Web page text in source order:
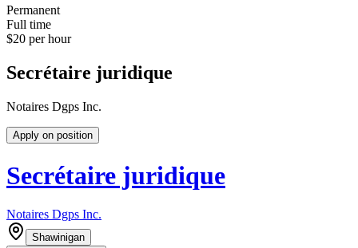
Permanent
Full time
$20 per hour
Secrétaire juridique
Notaires Dgps Inc.
Apply on position
Secrétaire juridique
Notaires Dgps Inc.
Shawinigan